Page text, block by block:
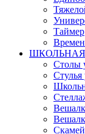
Таймер
Столы
Стулья